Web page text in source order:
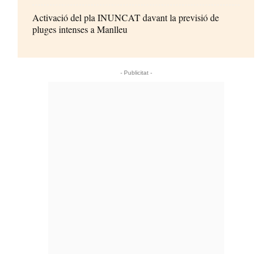
Activació del pla INUNCAT davant la previsió de
pluges intenses a Manlleu
- Publicitat -